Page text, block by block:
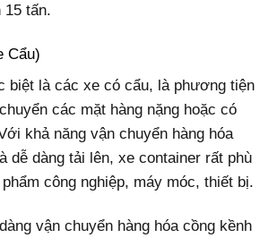
15 tấn.
Cẩu)
biệt là các xe có cẩu, là phương tiện
các mặt hàng nặng hoặc có
khả năng vận chuyển hàng hóa
dễ dàng tải lên, xe container rất phù
công nghiệp, máy móc, thiết bị.
vận chuyển hàng hóa cồng kềnh